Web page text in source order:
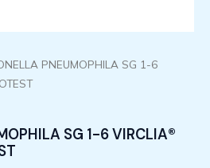
PNEUMOPHILA SG 1-6
SG 1-6 VIRCLIA®